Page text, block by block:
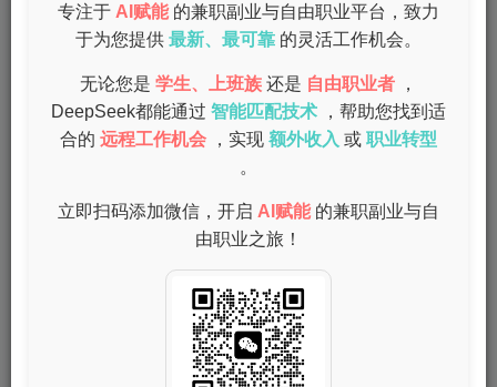
为什么选择副业？
选择副业的理由有很多，以下是一些最常见的原因：
额外收入：副业可以成为你主要收入的有力补充，帮助你
专注于 AI赋能 的兼职副业与自由职业平台，致力
于为您提供 最新、最可靠 的灵活工作机会。
无论您是 学生、上班族 还是 自由职业者
，
DeepSeek都能通过 智能匹配技术
，帮助您找到适
合的 远程工作机会 ，实现 额外收入 或 职业转型
。
立即扫码添加微信，开启 AI赋能 的兼职副业与自
由职业之旅！